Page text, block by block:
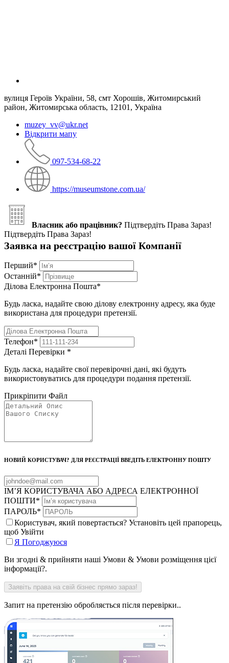
вулиця Героїв України, 58, смт Хорошів, Житомирський
район, Житомирська область, 12101, Україна
muzey_vv@ukr.net
Відкрити мапу
097-534-68-22
https://museumstone.com.ua/
Власник або працівник? Підтвердіть Права Зараз!
Підтвердіть Права Зараз!
Заявка на реєстрацію вашої Компанії
Перший*
Останній*
Ділова Електронна Пошта*
Будь ласка, надайте свою ділову електронну адресу, яка буде
використана для процедури претензії.
Телефон*
Деталі Перевірки *
Будь ласка, надайте свої перевірочні дані, які будуть
використовуватись для процедури подання претензії.
Прикріпити Файл
НОВИЙ КОРИСТУВАЧ? ДЛЯ РЕЄСТРАЦІЇ ВВЕДІТЬ ЕЛЕКТРОННУ ПОШТУ
ІМ’Я КОРИСТУВАЧА АБО АДРЕСА ЕЛЕКТРОННОЇ
ПОШТИ*
ПАРОЛЬ*
Користувач, який повертається? Установіть цей прапорець,
щоб Увійти
Я Погоджуюся
Ви згодні & прийняти наші Умови & Умови розміщення цієї
інформації?.
Запит на претензію обробляється після перевірки..